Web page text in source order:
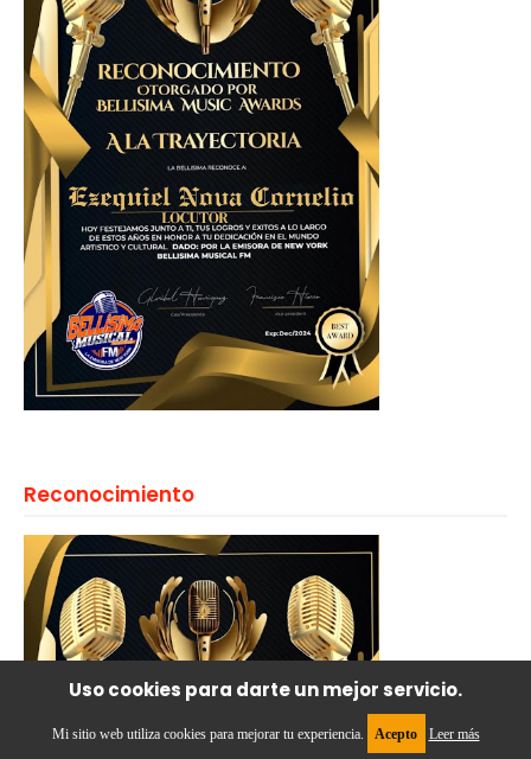
Reconocimiento
Uso cookies para darte un mejor servicio.
Mi sitio web utiliza cookies para mejorar tu experiencia. Acepto Leer más